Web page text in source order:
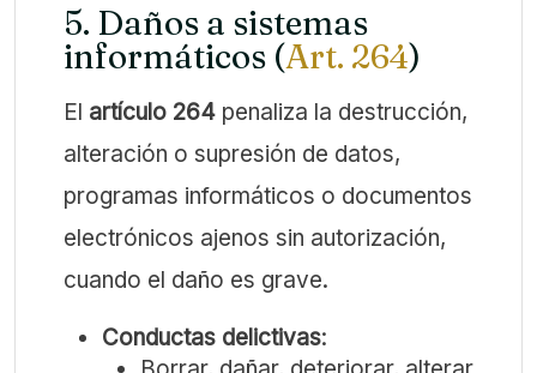
5. Daños a sistemas
informáticos (Art. 264)
El artículo 264 penaliza la destrucción,
alteración o supresión de datos,
programas informáticos o documentos
electrónicos ajenos sin autorización,
cuando el daño es grave.
Conductas delictivas: